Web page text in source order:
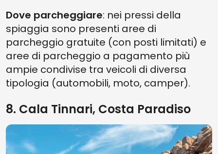
Dove parcheggiare: nei pressi della
spiaggia sono presenti aree di
parcheggio gratuite (con posti limitati) e
aree di parcheggio a pagamento più
ampie condivise tra veicoli di diversa
tipologia (automobili, moto, camper).
8. Cala Tinnari, Costa Paradiso